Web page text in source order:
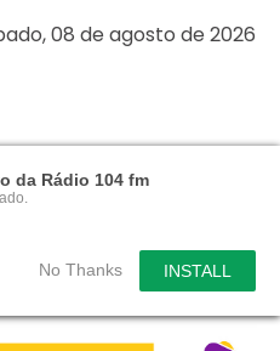
da Rádio 104 fm
No Thanks INSTALL
08 de agosto de 2026